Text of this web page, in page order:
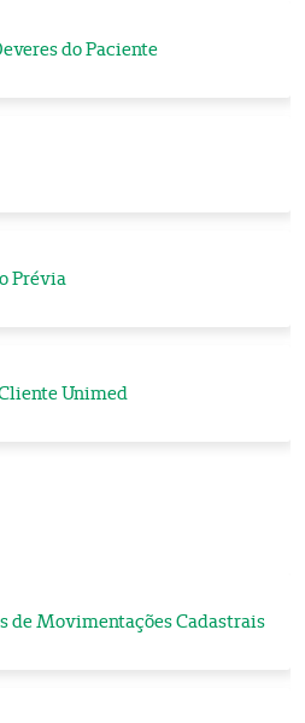
do Paciente
Prévia
Unimed
de Movimentações Cadastrais